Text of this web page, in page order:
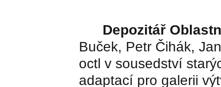
Depozitář
Buček, Petr Čihák,
octl v sousedství
adaptací pro galerii